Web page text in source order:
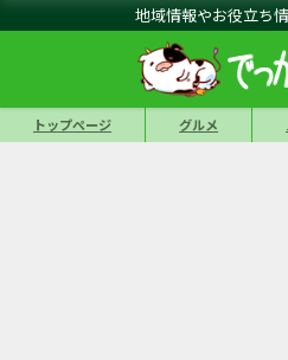
地域情報やお役立ち
トップページ グルメ